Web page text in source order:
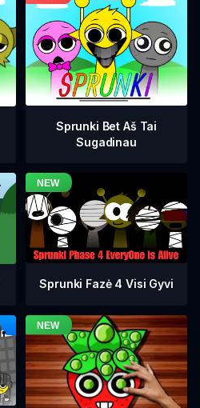
Sprunki Bet Aš Tai
Sugadinau
Sprunki Fazė 4 Visi Gyvi